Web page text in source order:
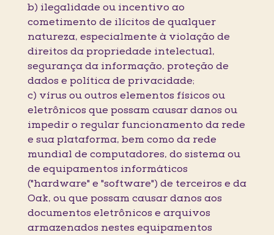
b) ilegalidade ou incentivo ao
cometimento de ilícitos de qualquer
natureza, especialmente à violação de
direitos da propriedade intelectual,
segurança da informação, proteção de
dados e política de privacidade;
c) vírus ou outros elementos físicos ou
eletrônicos que possam causar danos ou
impedir o regular funcionamento da rede
e sua plataforma, bem como da rede
mundial de computadores, do sistema ou
de equipamentos informáticos
("hardware" e "software") de terceiros e da
Oak, ou que possam causar danos aos
documentos eletrônicos e arquivos
armazenados nestes equipamentos